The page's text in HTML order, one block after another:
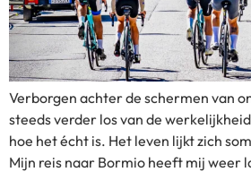
Verborgen achter de schermen van
steeds verder los van de
hoe het écht is. Het leven lijkt zich
Mijn reis naar Bormio heeft mij weer